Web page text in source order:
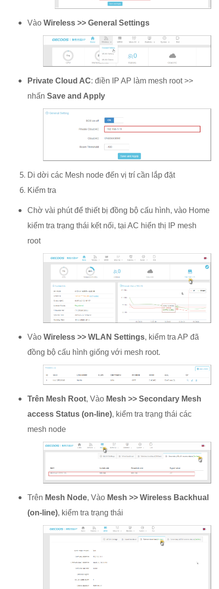
Vào Wireless >> General Settings
Private Cloud AC: điền IP AP làm mesh root >>
nhấn Save and Apply
Di dời các Mesh node đến vị trí cần lắp đặt
Kiểm tra
Chờ vài phút để thiết bị đồng bộ cấu hình, vào Home
kiểm tra trạng thái kết nối, tại AC hiển thị IP mesh
root
Vào Wireless >> WLAN Settings, kiểm tra AP đã
đồng bộ cấu hình giống với mesh root.
Trên Mesh Root, Vào Mesh >> Secondary Mesh
access Status (on-line), kiểm tra trạng thái các
mesh node
Trên Mesh Node, Vào Mesh >> Wireless Backhual
(on-line), kiểm tra trạng thái